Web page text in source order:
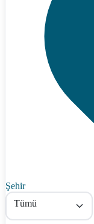
Şehir
Tümü